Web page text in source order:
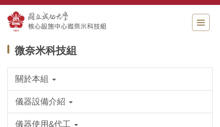
跳
到
主
內
微奈米科技組
關於本組
儀器設備介紹
儀器使用&代工